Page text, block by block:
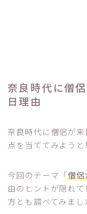
奈良時代に僧
日理由
奈良時代に僧侶が
点を当ててみようと
今回のテーマ「僧侶
由のヒントが隠れ
方とも調べてみまし